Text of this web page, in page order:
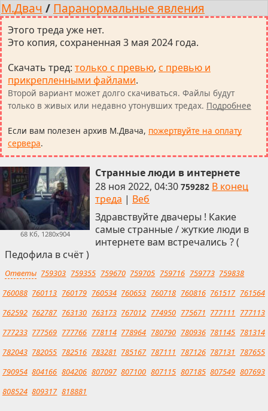
М.Двач / Паранормальные явления
Этого треда уже нет.
Это копия, сохраненная 3 мая 2024 года.
Скачать тред: только с превью, с превью и
прикрепленными файлами.
Второй вариант может долго скачиваться. Файлы будут
только в живых или недавно утонувших тредах. Подробнее
Если вам полезен архив М.Двача, пожертвуйте на оплату
сервера.
68 Кб, 1280x904
Странные люди в интернете
28 ноя 2022, 04:30 759282 В конец
треда | Веб
Здравствуйте двачеры ! Какие
самые странные / жуткие люди в
интернете вам встречались ? (
Педофила в счёт )
Ответы 759303 759355 759670 759705 759716 759773 759838
760088 760113 760179 760534 760653 760718 760816 761517 761564
762592 762787 763130 763173 767012 774950 775671 777111 777113
777233 777569 777766 778114 778964 780790 780936 781145 781314
782043 782055 782516 783281 785167 787111 787126 787131 787655
790954 804166 804206 807097 807100 807115 807185 807549 807693
808524 809317 818881